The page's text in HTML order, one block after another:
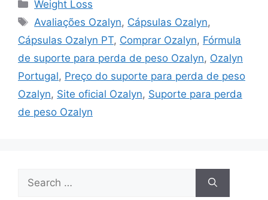
Weight Loss
Tags
Avaliações Ozalyn, Cápsulas Ozalyn,
Cápsulas Ozalyn PT, Comprar Ozalyn, Fórmula
de suporte para perda de peso Ozalyn, Ozalyn
Portugal, Preço do suporte para perda de peso
Ozalyn, Site oficial Ozalyn, Suporte para perda
de peso Ozalyn
for: